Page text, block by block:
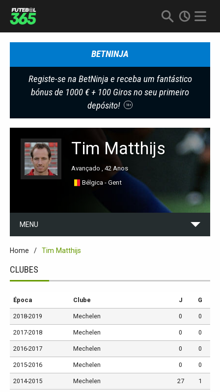
BETNINJA
Registe-se na BetNinja e receba um fantástico
bónus de 1000 € + 100 Giros no seu primeiro
depósito!
18+
Tim Matthijs
Avançado , 42 Anos
Bélgica - Gent
MENU
Home Tim Matthijs
CLUBES
Época Clube J G
2018-2019 Mechelen 0 0
2017-2018 Mechelen 0 0
2016-2017 Mechelen 0 0
2015-2016 Mechelen 0 0
2014-2015 Mechelen 27 1